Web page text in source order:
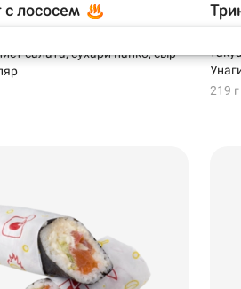
с лососем
салата, сухари панко, сыр
219 г